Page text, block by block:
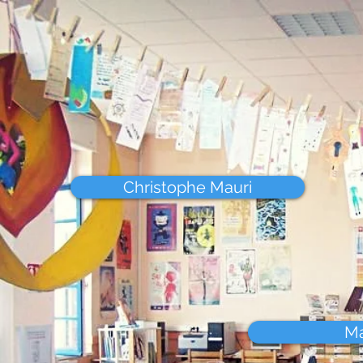
Christophe Mauri